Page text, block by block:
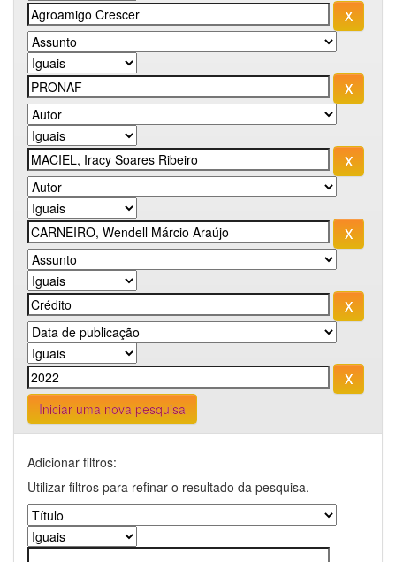
Iniciar uma nova pesquisa
Adicionar filtros:
Utilizar filtros para refinar o resultado da pesquisa.